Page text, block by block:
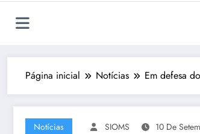
Página inicial Notícias Em defesa
Notícias SIOMS 10 De